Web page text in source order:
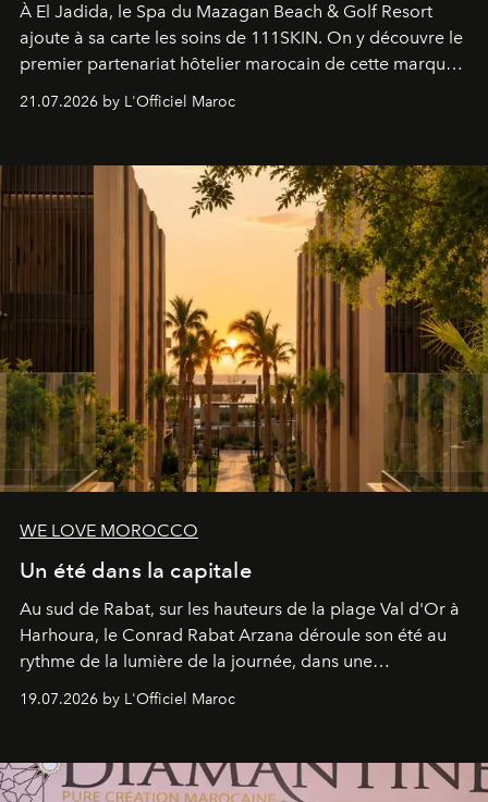
À El Jadida, le Spa du Mazagan Beach & Golf Resort
ajoute à sa carte les soins de 111SKIN. On y découvre le
premier partenariat hôtelier marocain de cette marque
britannique, née dans un cabinet de chirurgie plastique
londonien et construite depuis autour d'un actif breveté,
21.07.2026 by L'Officiel Maroc
WE LOVE MOROCCO
Un été dans la capitale
Au sud de Rabat, sur les hauteurs de la plage Val d'Or à
Harhoura, le Conrad Rabat Arzana déroule son été au
rythme de la lumière de la journée, dans une
programmation pensée comme une succession de
rendez-vous avec l’océan.
19.07.2026 by L'Officiel Maroc